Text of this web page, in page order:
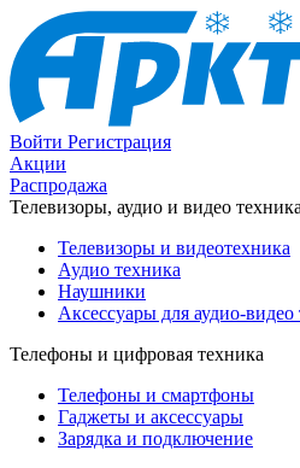
Войти Регистрация
Акции
Распродажа
Телевизоры, аудио и видео техника
Телевизоры и видеотехника
Аудио техника
Наушники
Аксессуары для аудио-видео
Телефоны и цифровая техника
Телефоны и смартфоны
Гаджеты и аксессуары
Зарядка и подключение